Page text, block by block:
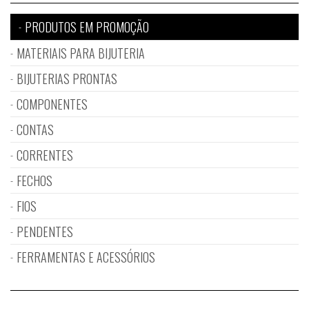
PRODUTOS EM PROMOÇÃO
MATERIAIS PARA BIJUTERIA
BIJUTERIAS PRONTAS
COMPONENTES
CONTAS
CORRENTES
FECHOS
FIOS
PENDENTES
FERRAMENTAS E ACESSÓRIOS